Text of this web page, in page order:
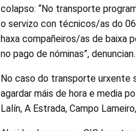
colapso: “No transporte
o servizo con técnicos/as do
haxa compañeiros/as de baixa
no pago de nóminas”, denuncian.
No caso do transporte urxente
agardar máis de hora e media
Lalín, A Estrada, Campo